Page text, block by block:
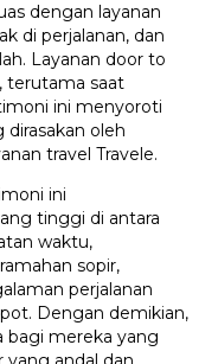
dengan layanan
di perjalanan, dan
Layanan door to
terutama saat
ini menyoroti
oleh
travel Travele.
ini
tinggi di antara
waktu,
sopir,
perjalanan
Dengan demikian,
bagi mereka yang